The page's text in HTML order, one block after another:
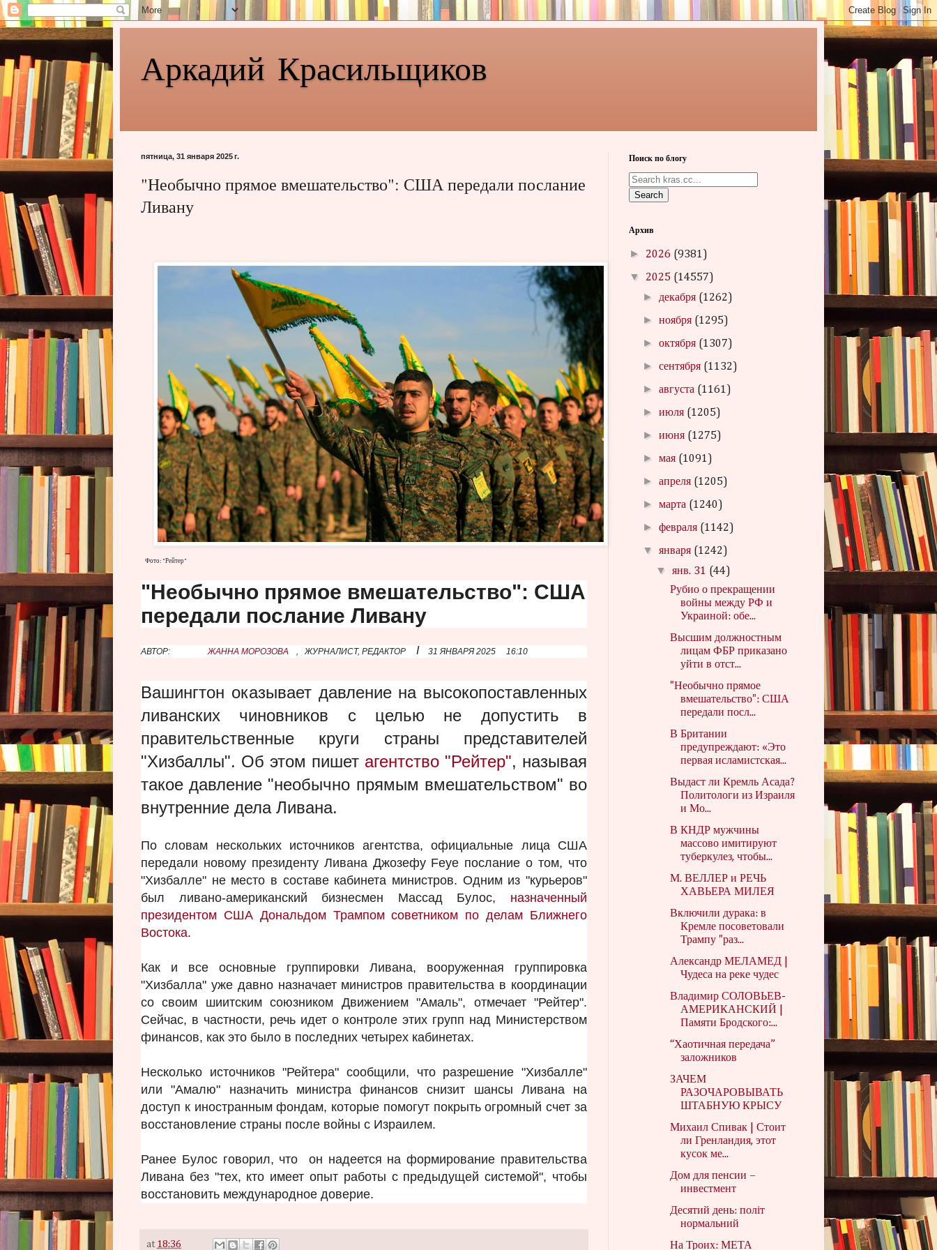
Аркадий Красильщиков
пятница, 31 января 2025 г.
"Необычно прямое вмешательство": США передали послание
Ливану
Фото: "Рейтер"
"Необычно прямое вмешательство": США
передали послание Ливану
АВТОР: ЖАННА МОРОЗОВА ЖУРНАЛИСТ, РЕДАКТОР I 31 ЯНВАРЯ 2025 16:10
Вашингтон оказывает давление на высокопоставленных
ливанских чиновников с целью не допустить в
правительственные круги страны представителей
"Хизбаллы". Об этом пишет агентство "Рейтер", называя
такое давление "необычно прямым вмешательством" во
внутренние дела Ливана.
По словам нескольких источников агентства, официальные лица США
передали новому президенту Ливана Джозефу Feye послание о том, что
"Хизбалле" не место в составе кабинета министров. Одним из "курьеров"
был ливано-американский бизнесмен Массад Булос, назначенный
президентом США Дональдом Трампом советником по делам Ближнего
Востока.
Как и все основные группировки Ливана, вооруженная группировка
"Хизбалла" уже давно назначает министров правительства в координации
со своим шиитским союзником Движением "Амаль", отмечает "Рейтер".
Сейчас, в частности, речь идет о контроле этих групп над Министерством
финансов, как это было в последних четырех кабинетах.
Несколько источников "Рейтера" сообщили, что разрешение "Хизбалле"
или "Амалю" назначить министра финансов снизит шансы Ливана на
доступ к иностранным фондам, которые помогут покрыть огромный счет за
восстановление страны после войны с Израилем.
Ранее Булос говорил, что он надеется на формирование правительства
Ливана без "тех, кто имеет опыт работы с предыдущей системой", чтобы
восстановить международное доверие.
at 18:36
Поиск по блогу
Search
Архив
► 2026 (9381)
▼ 2025 (14557)
► декабря (1262)
►ноября (1295)
►октября (1307)
►сентября (1132)
►августа (1161)
►июля (1205)
►июня (1275)
►мая (1091)
►апреля (1205)
►марта (1240)
►февраля (1142)
▼января (1242)
▼янв. 31 (44)
Рубио о прекращении
войны между РФ и
Украиной: обе...
Высшим должностным
лицам ФБР приказано
уйти в отст...
"Необычно прямое
вмешательство": США
передали посл...
В Британии
предупреждают: «Это
первая исламистская...
Выдаст ли Кремль Асада?
Политологи из Израиля
и Мо...
В КНДР мужчины
массово имитируют
туберкулез, чтобы...
М. ВЕЛЛЕР и РЕЧЬ
ХАВЬЕРА МИЛЕЯ
Включили дурака: в
Кремле посоветовали
Трампу "раз...
Александр МЕЛАМЕД |
Чудеса на реке чудес
Владимир СОЛОВЬЕВ-
АМЕРИКАНСКИЙ |
Памяти Бродского:...
“Хаотичная передача”
заложников
ЗАЧЕМ
РАЗОЧАРОВЫВАТЬ
ШТАБНУЮ КРЫСУ
Михаил Спивак | Стоит
ли Гренландия, этот
кусок ме...
Дом для пенсии –
инвестмент
Десятий день: політ
нормальний
На Троих: МЕТА